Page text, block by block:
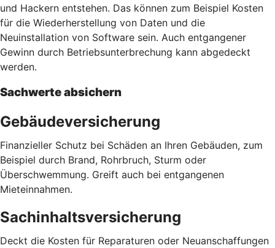
und Hackern entstehen. Das können zum Beispiel Kosten
für die Wiederherstellung von Daten und die
Neuinstallation von Software sein. Auch entgangener
Gewinn durch Betriebsunterbrechung kann abgedeckt
werden.
Sachwerte absichern
Gebäudeversicherung
Finanzieller Schutz bei Schäden an Ihren Gebäuden, zum
Beispiel durch Brand, Rohrbruch, Sturm oder
Überschwemmung. Greift auch bei entgangenen
Mieteinnahmen.
Sachinhaltsversicherung
Deckt die Kosten für Reparaturen oder Neuanschaffungen